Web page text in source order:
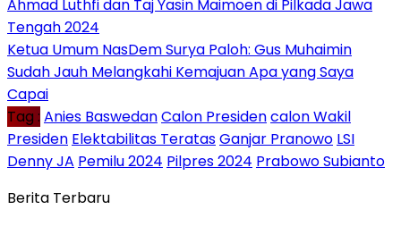
Ahmad Luthfi dan Taj Yasin Maimoen di Pilkada Jawa
Tengah 2024
Ketua Umum NasDem Surya Paloh: Gus Muhaimin
Sudah Jauh Melangkahi Kemajuan Apa yang Saya
Capai
Tag : Anies BaswedanCalon Presidencalon Wakil
Presiden Elektabilitas TeratasGanjar Pranowo LSI
Denny JA Pemilu 2024 Pilpres 2024 Prabowo Subianto
Berita Terbaru